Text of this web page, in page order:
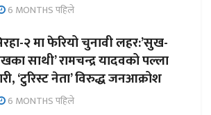
6 MONTHS पहिले
२ मा फेरियो चुनावी लहर:’सुख-
साथी’ रामचन्द्र यादवको पल्ला
‘टुरिस्ट नेता’ विरुद्ध जनआक्रोश
6 MONTHS पहिले